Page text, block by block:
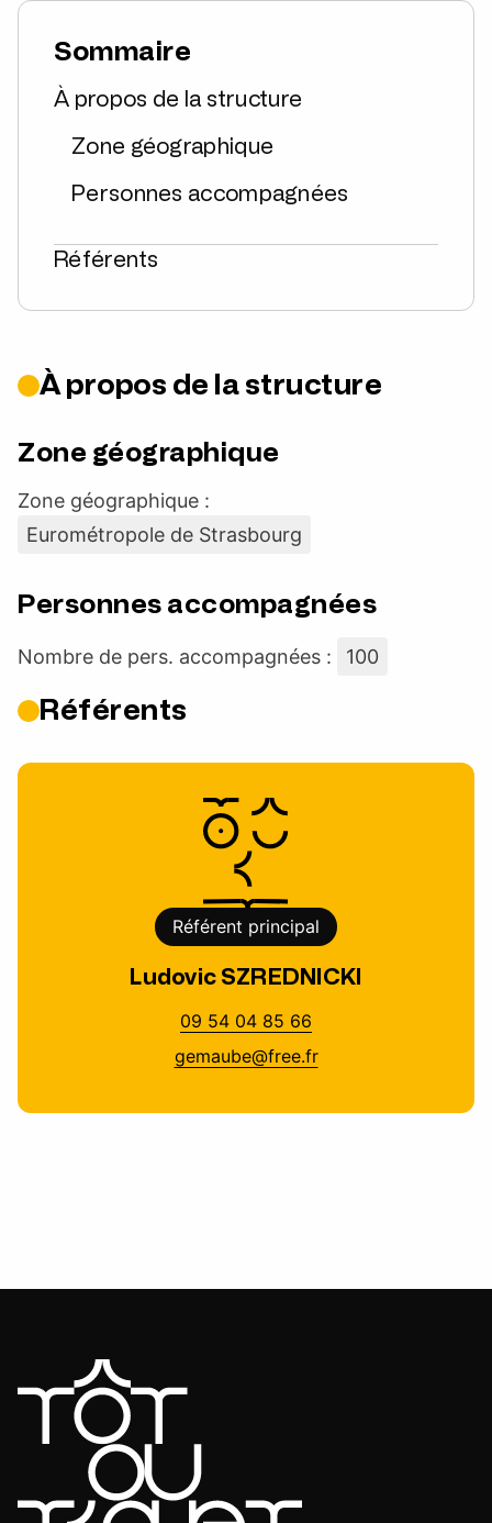
Sommaire
À propos de la structure
Zone géographique
Personnes accompagnées
Référents
À propos de la structure
Zone géographique
Zone géographique :
Eurométropole de Strasbourg
Personnes accompagnées
Nombre de pers. accompagnées : 100
Référents
Référent principal
Ludovic SZREDNICKI
09 54 04 85 66
gemaube@free.fr